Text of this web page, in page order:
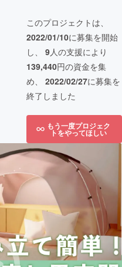
このプロジェクトは、
2022/01/10に募集を開始
し、 9人の支援により
139,440円の資金を集
め、 2022/02/27に募集を
終了しました
もう一度プロジェク
トをやってほしい